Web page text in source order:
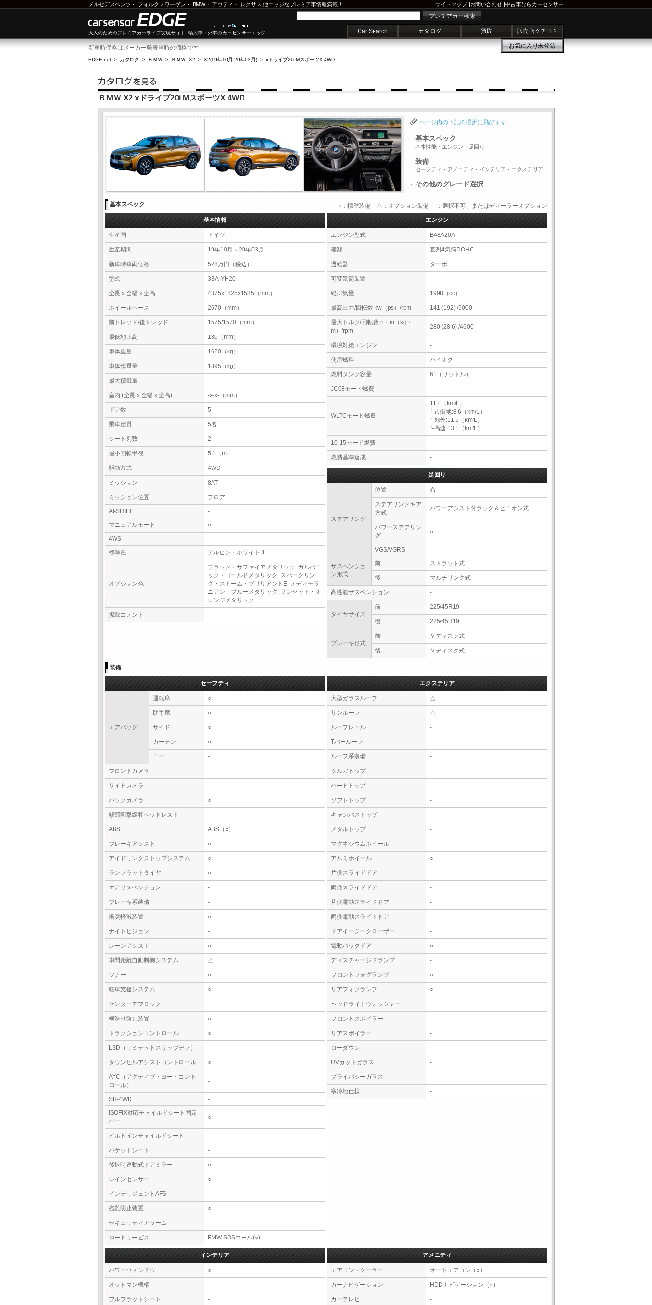
メルセデスベンツ ・ フォルクスワーゲン ・ BMW・ アウディ ・ レクサス 他エッジなプレミア車情報満載！ サイトマップ|お問い合わせ |中古車ならカーセンサー
大人のためのプレミアカーライフ実現サイト 輸入車・外車のカーセンサーエッジ
プレミアカー検索
Car Search カタログ 買取 販売店クチコミ
お気に入り未登録
新車時価格はメーカー発表当時の価格です
EDGE.net > カタログ > ＢＭＷ > ＢＭＷ X2 > X2(19年10月-20年03月) > xドライブ20i MスポーツX 4WD
ＢＭＷ X2 xドライブ20i MスポーツX 4WD
ページ内の下記の場所に飛びます
基本スペック
基本性能・エンジン・足回り
装備
セーフティ・アメニティ・インテリア・エクステリア
その他のグレード選択
基本スペック ○：標準装備 △：オプション装備 -：選択不可、またはディーラーオプション
基本情報
生産国 ドイツ
生産期間 19年10月～20年03月
新車時車両価格 528万円（税込）
型式 3BA-YH20
全長ｘ全幅ｘ全高 4375x1825x1535（mm）
ホイールベース 2670（mm）
前トレッド/後トレッド 1575/1570（mm）
最低地上高 180（mm）
車体重量 1620（kg）
車体総重量 1895（kg）
最大積載量 -
室内 (全長ｘ全幅ｘ全高) -x-x-（mm）
ドア数 5
乗車定員 5名
シート列数 2
最小回転半径 5.1（m）
駆動方式 4WD
ミッション 8AT
ミッション位置 フロア
AI-SHIFT
-
マニュアルモード
○
4WS
-
標準色
アルピン・ホワイトIII
オプション色
ブラック・サファイアメタリック ガルバニ
ック・ゴールドメタリック スパークリン
グ・ストーム・ブリリアントE メディテラ
ニアン・ブルーメタリック サンセット・オ
レンジメタリック
掲載コメント -
エンジン
エンジン型式 B48A20A
種類 直列4気筒DOHC
過給器 ターボ
可変気筒装置 -
総排気量 1998（cc）
最高出力/回転数 kw（ps）/rpm 141 (192) /5000
最大トルク/回転数 n・m（kg・
m）/rpm
280 (28.6) /4600
環境対策エンジン -
使用燃料 ハイオク
燃料タンク容量 61（リットル）
JC08モード燃費 -
WLTCモード燃費
11.4（km/L）
└市街地:8.6（km/L）
└郊外:11.6（km/L）
└高速:13.1（km/L）
10-15モード燃費 -
燃費基準達成 -
足回り
ステアリング
位置 右
ステアリングギア
方式
パワーアシスト付ラック＆ピニオン式
パワーステアリン
グ
○
VGS/VGRS -
サスペンショ
ン形式
前 ストラット式
後 マルチリンク式
高性能サスペンション -
タイヤサイズ
前 225/45R19
後 225/45R19
ブレーキ形式
前 Ｖディスク式
後 Ｖディスク式
装備
セーフティ
エアバッグ
運転席 ○
助手席 ○
サイド ○
カーテン ○
ニー -
フロントカメラ -
サイドカメラ -
バックカメラ ○
頸部衝撃緩和ヘッドレスト -
ABS ABS（○）
ブレーキアシスト ○
アイドリングストップシステム ○
ランフラットタイヤ ○
エアサスペンション -
ブレーキ系装備 -
衝突軽減装置 ○
ナイトビジョン -
レーンアシスト ○
車間距離自動制御システム △
ソナー ○
駐車支援システム ○
センターデフロック -
横滑り防止装置 ○
トラクションコントロール ○
LSD（リミテッドスリップデフ） -
ダウンヒルアシストコントロール ○
AYC（アクティブ・ヨー・コント
ロール）
-
SH-4WD
-
ISOFIX対応チャイルドシート固定
バー
○
ビルドインチャイルドシート -
バケットシート -
後退時連動式ドアミラー ○
レインセンサー ○
インテリジェントAFS -
盗難防止装置 ○
セキュリティアラーム -
ロードサービス BMW SOSコール(○)
エクステリア
大型ガラスルーフ △
サンルーフ △
ルーフレール -
Tバールーフ -
ルーフ系装備 -
タルガトップ -
ハードトップ -
ソフトトップ -
キャンバストップ -
メタルトップ -
マグネシウムホイール -
アルミホイール ○
片側スライドドア -
両側スライドドア -
片側電動スライドドア -
両側電動スライドドア -
ドアイージークローザー -
電動バックドア ○
ディスチャージドランプ -
フロントフォグランプ ○
リアフォグランプ ○
ヘッドライトウォッシャー -
フロントスポイラー -
リアスポイラー -
ローダウン -
UVカットガラス -
プライバシーガラス -
寒冷地仕様 -
インテリア
パワーウィンドウ ○
オットマン機構 -
フルフラットシート -
アメニティ
エアコン・クーラー オートエアコン（○）
カーナビゲーション HDDナビゲーション（○）
カーテレビ -